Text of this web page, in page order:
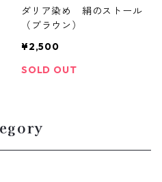
ダリア染め 絹のストール
（ブラウン）
¥2,500
SOLD OUT